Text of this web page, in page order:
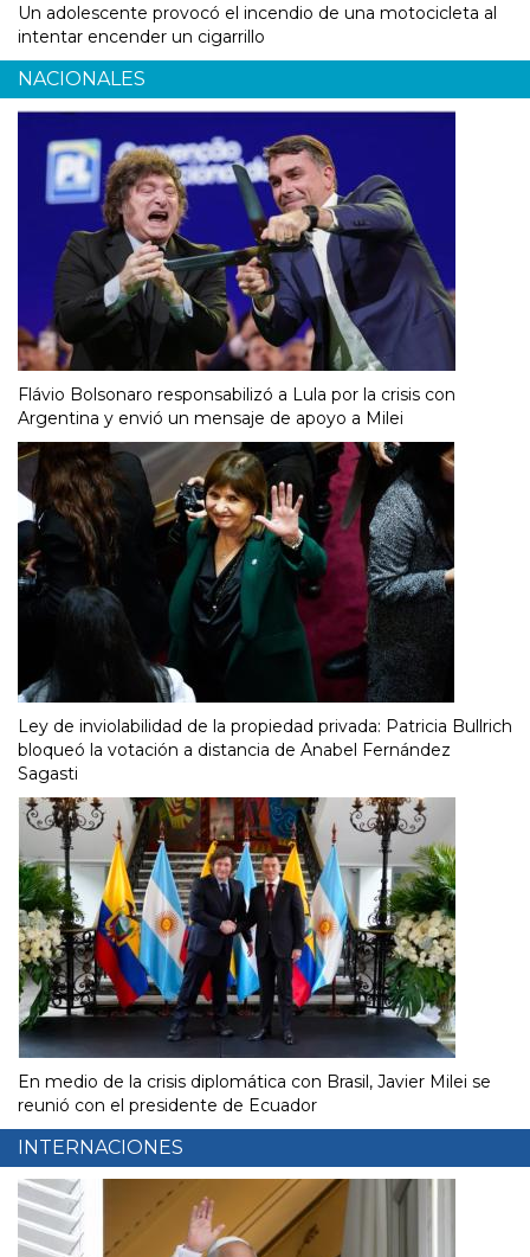
Un adolescente provocó el incendio de una motocicleta al
intentar encender un cigarrillo
NACIONALES
Flávio Bolsonaro responsabilizó a Lula por la crisis con
Argentina y envió un mensaje de apoyo a Milei
Ley de inviolabilidad de la propiedad privada: Patricia Bullrich
bloqueó la votación a distancia de Anabel Fernández
Sagasti
En medio de la crisis diplomática con Brasil, Javier Milei se
reunió con el presidente de Ecuador
INTERNACIONES